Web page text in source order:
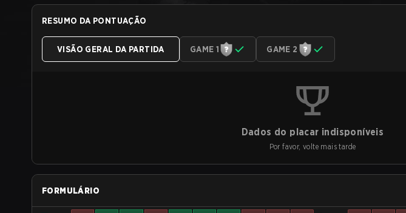
RESUMO DA PONTUAÇÃO
VISÃO GERAL DA PARTIDA GAME 1 GAME 2
Dados do placar indisponíveis
Por favor, volte mais tarde
FORMULÁRIO